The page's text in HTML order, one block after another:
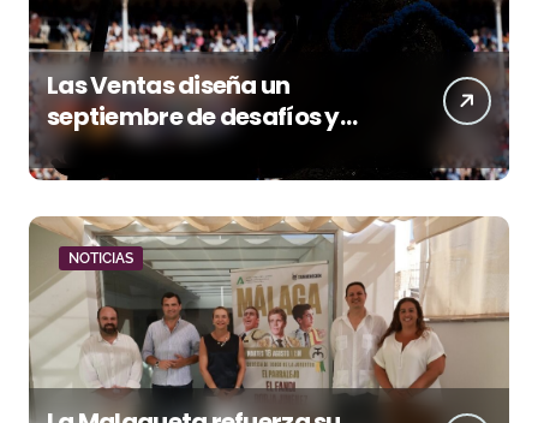
Las Ventas diseña un
septiembre de desafíos y
variedad ganadera
NOTICIAS